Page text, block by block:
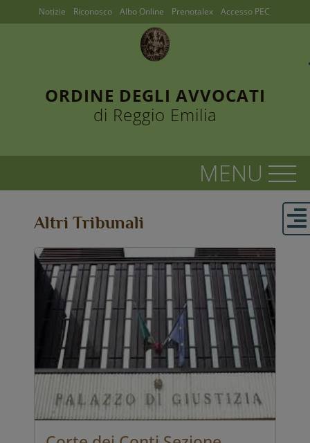
ORDINE DEGLI AVVOCATI
di Reggio Emilia
Notizie Riconosco Albo Online Prenotalex Accesso PEC
Altri Tribunali